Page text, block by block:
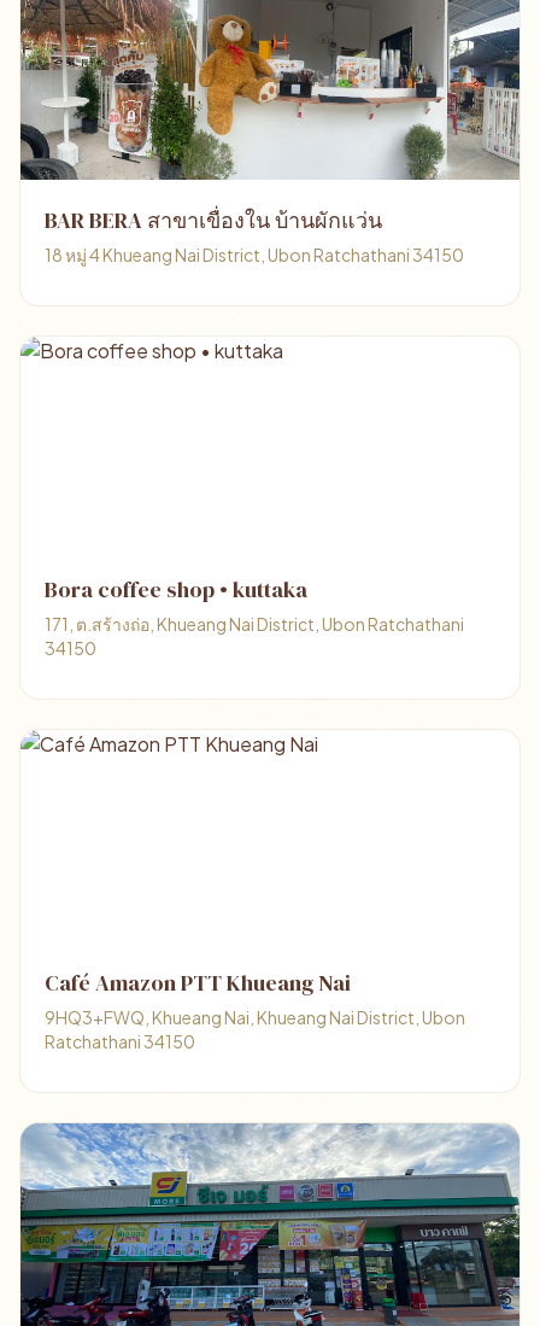
BAR BERA สาขาเขื่องใน บ้านผักแว่น
18 หมู่ 4 Khueang Nai District, Ubon Ratchathani 34150
Bora coffee shop • kuttaka
171, ต.สร้างถ่อ, Khueang Nai District, Ubon Ratchathani
34150
Café Amazon PTT Khueang Nai
9HQ3+FWQ, Khueang Nai, Khueang Nai District, Ubon
Ratchathani 34150